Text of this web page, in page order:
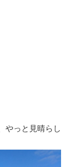
やっと見晴らし